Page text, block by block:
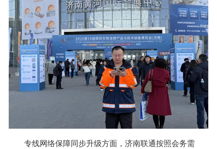
专线网络保障同步升级方面，济南联通按照会务需